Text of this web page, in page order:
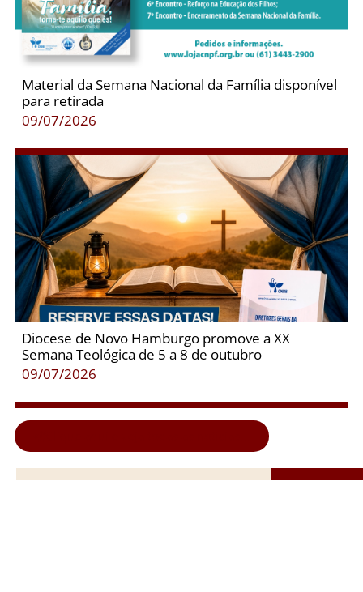
Material da Semana Nacional da Família disponível
para retirada
09/07/2026
Diocese de Novo Hamburgo promove a XX
Semana Teológica de 5 a 8 de outubro
09/07/2026